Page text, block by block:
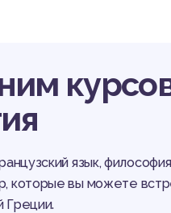
язык,
вы можете
Греции.